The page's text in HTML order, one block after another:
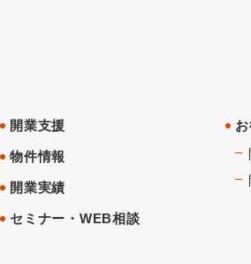
開業支援
物件情報
開業実績
セミナー・WEB相談